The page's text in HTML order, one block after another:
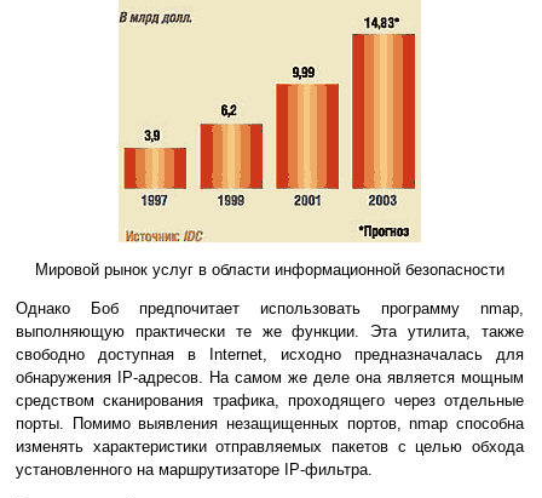
Мировой рынок услуг в области информационной безопасности
Однако Боб предпочитает использовать программу nmap,
выполняющую практически те же функции. Эта утилита, также
свободно доступная в Internet, исходно предназначалась для
обнаружения IP-адресов. На самом же деле она является мощным
средством сканирования трафика, проходящего через отдельные
порты. Помимо выявления незащищенных портов, nmap способна
изменять характеристики отправляемых пакетов с целью обхода
установленного на маршрутизаторе IP-фильтра.